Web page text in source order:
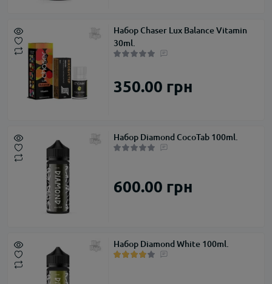
Набор Chaser Lux Balance Vitamin
30ml.
350.00 грн
Набор Diamond CocoTab 100ml.
600.00 грн
Набор Diamond White 100ml.